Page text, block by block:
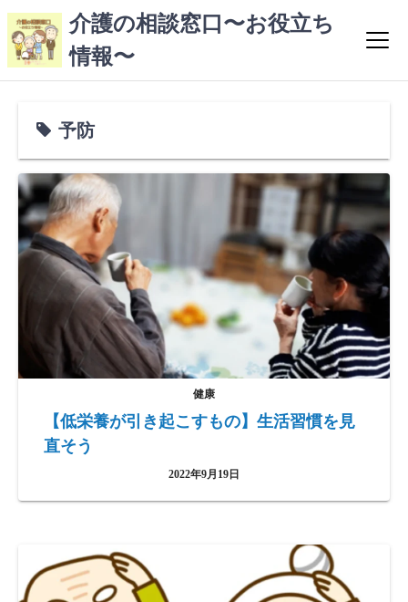
コ
ン
介護の相談窓口〜お役立ち
情報〜
予防
健康
【低栄養が引き起こすもの】生活習慣を見
直そう
2022年9月19日